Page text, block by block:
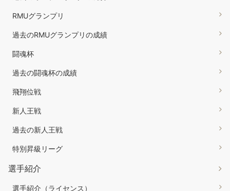
RMUグランプリ
過去のRMUグランプリの成績
闘魂杯
過去の闘魂杯の成績
飛翔位戦
新人王戦
過去の新人王戦
特別昇級リーグ
選手紹介
選手紹介（ライセンス）